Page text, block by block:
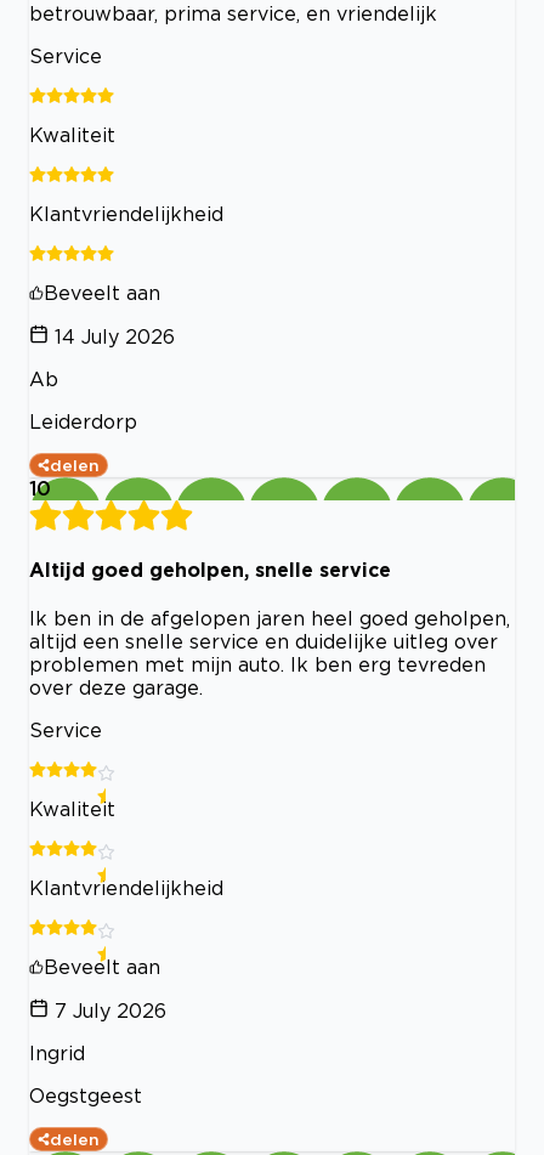
betrouwbaar, prima service, en vriendelijk
Service
Kwaliteit
Klantvriendelijkheid
Beveelt aan
14 July 2026
Ab
Leiderdorp
delen
10
Altijd goed geholpen, snelle service
Ik ben in de afgelopen jaren heel goed geholpen,
altijd een snelle service en duidelijke uitleg over
problemen met mijn auto. Ik ben erg tevreden
over deze garage.
Service
Kwaliteit
Klantvriendelijkheid
Beveelt aan
7 July 2026
Ingrid
Oegstgeest
delen